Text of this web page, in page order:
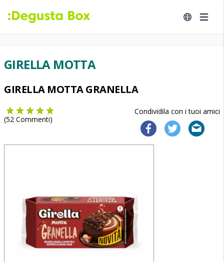
GIRELLA MOTTA
GIRELLA MOTTA GRANELLA
Condividila con i tuoi amici
(52 Commenti)